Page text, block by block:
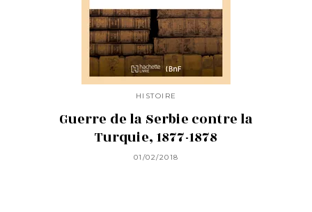
HISTOIRE
Guerre de la Serbie contre la
Turquie, 1877-1878
01/02/2018